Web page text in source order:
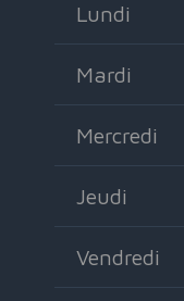
Lundi
Mardi
Mercredi
Jeudi
Vendredi